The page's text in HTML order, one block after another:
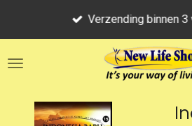
de
Verzending binnen 3